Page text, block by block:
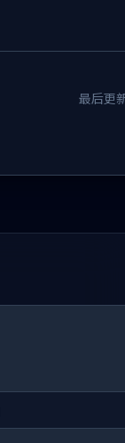
最后更